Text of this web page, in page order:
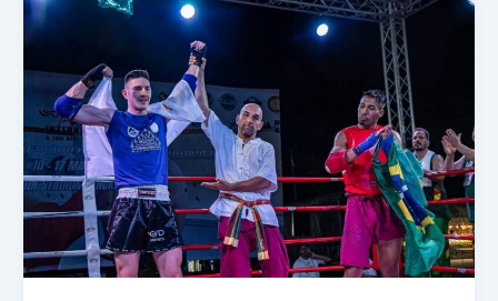
Markets
menandatangani
perjanjian
sponsorship
dengan
petinju
terkenal
Siprus
Constantinos
Georgiades!